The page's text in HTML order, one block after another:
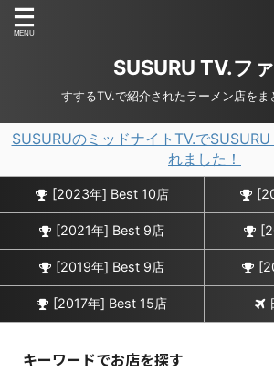
SUSURU TV.フ
すするTV.で紹介されたラーメン店を
SUSURUのミッドナイトTV.で
れました！
[2023年] Best 10店
[2021年] Best 9店
[2019年] Best 9店
[2017年] Best 15店
キーワードでお店を探す